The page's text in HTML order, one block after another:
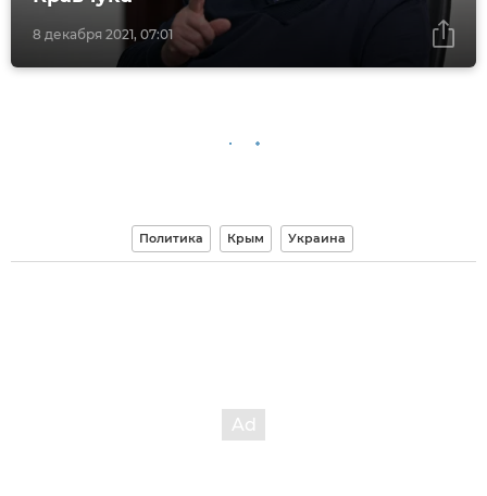
8 декабря 2021, 07:01
Политика Крым Украина